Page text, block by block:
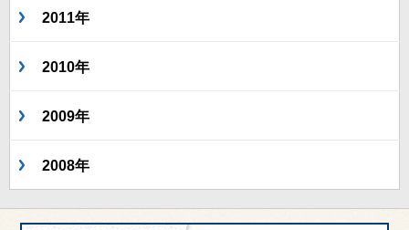
2011年
2010年
2009年
2008年